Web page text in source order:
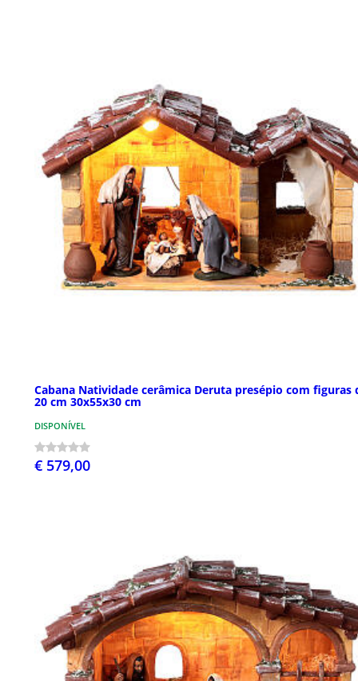
Cabana Natividade cerâmica Deruta presépio com figuras
20 cm 30x55x30 cm
DISPONÍVEL
€ 579,00